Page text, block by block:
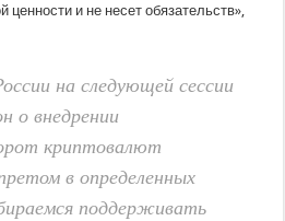
ценности и не несет обязательств»,
на следующей сессии
о внедрении
криптовалют
в определенных
поддерживать